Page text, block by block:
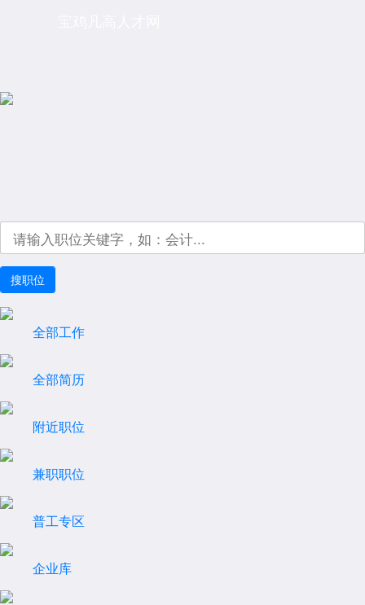
全部工作
全部简历
附近职位
兼职职位
普工专区
企业库